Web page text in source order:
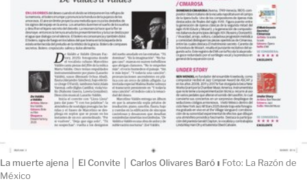
La muerte ajena │ El Convite │ Carlos Olivares Baróı Foto: La Razón de
México